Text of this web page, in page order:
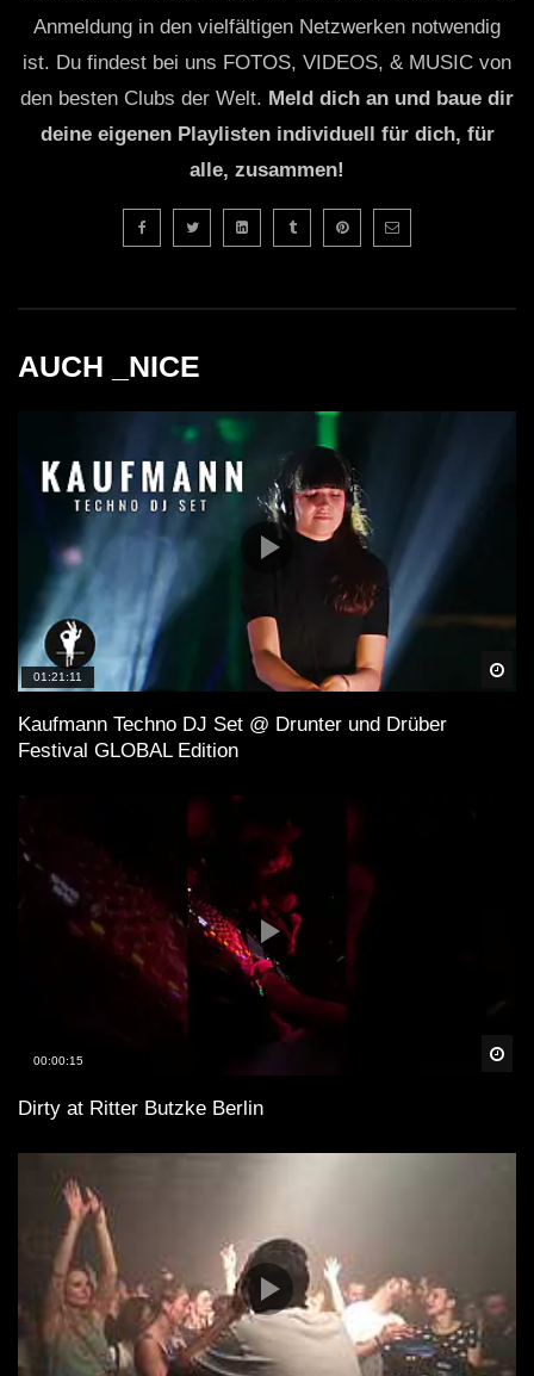
Anmeldung in den vielfältigen Netzwerken notwendig
ist. Du findest bei uns FOTOS, VIDEOS, & MUSIC von
den besten Clubs der Welt. Meld dich an und baue dir
deine eigenen Playlisten individuell für dich, für
alle, zusammen!
AUCH _NICE
01:21:11
Kaufmann Techno DJ Set @ Drunter und Drüber
Festival GLOBAL Edition
00:00:15
Dirty at Ritter Butzke Berlin